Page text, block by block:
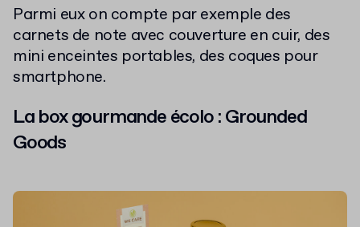
Parmi eux on compte par exemple des
carnets de note avec couverture en cuir, des
mini enceintes portables, des coques pour
smartphone.
La box gourmande écolo : Grounded
Goods